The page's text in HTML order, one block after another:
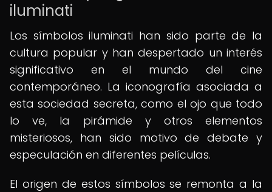
iluminati
Los símbolos iluminati han sido parte de la
cultura popular y han despertado un interés
significativo en el mundo del cine
contemporáneo. La iconografía asociada a
esta sociedad secreta, como el ojo que todo
lo ve, la pirámide y otros elementos
misteriosos, han sido motivo de debate y
especulación en diferentes películas.
El origen de estos símbolos se remonta a la